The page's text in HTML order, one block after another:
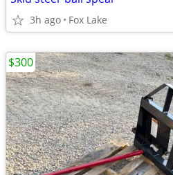
3h ago Fox Lake
$300